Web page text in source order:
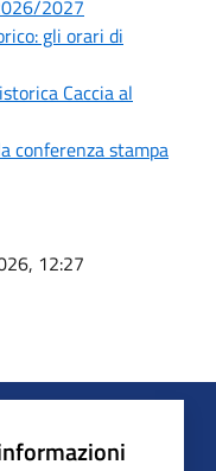
2027
gli orari di
Caccia al
conferenza stampa
12:27